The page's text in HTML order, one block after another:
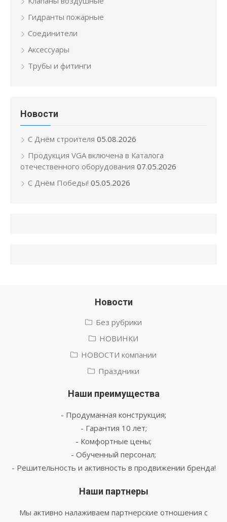
Гидранты пожарные
Соединители
Аксессуары
Трубы и фитинги
Новости
С Днём строителя 05.08.2026
Продукция VGA включена в Каталога
отечественного оборудования 07.05.2026
С Днём Победы! 05.05.2026
Новости
Без рубрики
НОВИНКИ
НОВОСТИ компании
Праздники
Наши преимущества
- Продуманная конструкция;
- Гарантия 10 лет;
- Комфортные цены;
- Обученный персонал;
- Решительность и активность в продвижении бренда!
Наши партнеры
Мы активно налаживаем партнерские отношения с